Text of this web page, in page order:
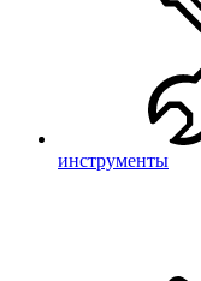
инструменты